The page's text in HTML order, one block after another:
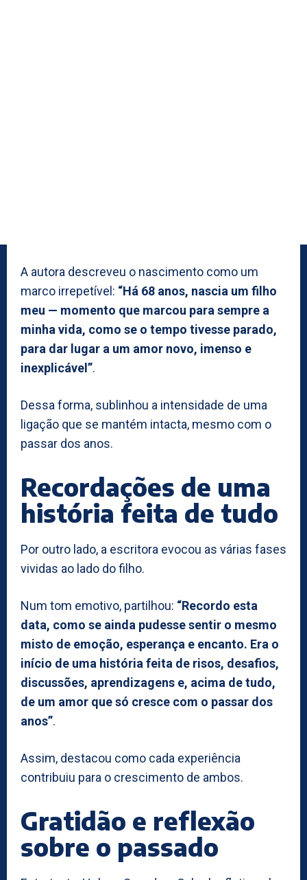
A autora descreveu o nascimento como um
marco irrepetível: “Há 68 anos, nascia um filho
meu — momento que marcou para sempre a
minha vida, como se o tempo tivesse parado,
para dar lugar a um amor novo, imenso e
inexplicável”.
Dessa forma, sublinhou a intensidade de uma
ligação que se mantém intacta, mesmo com o
passar dos anos.
Recordações de uma
história feita de tudo
Por outro lado, a escritora evocou as várias fases
vividas ao lado do filho.
Num tom emotivo, partilhou: “Recordo esta
data, como se ainda pudesse sentir o mesmo
misto de emoção, esperança e encanto. Era o
início de uma história feita de risos, desafios,
discussões, aprendizagens e, acima de tudo,
de um amor que só cresce com o passar dos
anos”.
Assim, destacou como cada experiência
contribuiu para o crescimento de ambos.
Gratidão e reflexão
sobre o passado